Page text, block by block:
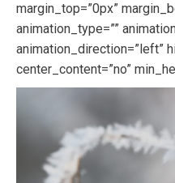
margin_top=”0px”
animation_type=””
animation_direction=”left”
center_content=”no”